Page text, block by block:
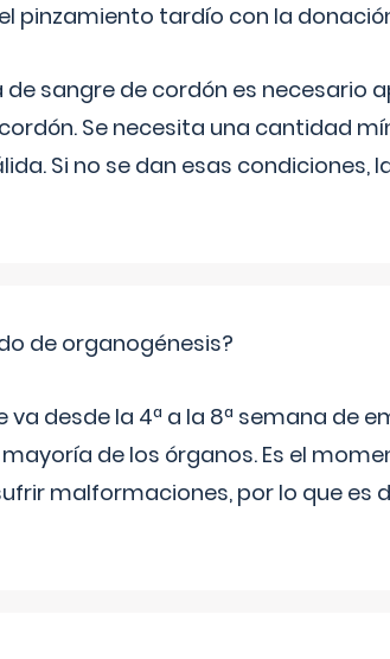
pinzamiento tardío con la
de sangre de cordón es necesario
Se necesita una cantidad
Si no se dan esas condiciones,
de organogénesis?
va desde la 4ª a la 8ª semana de
de los órganos. Es el
malformaciones, por lo que